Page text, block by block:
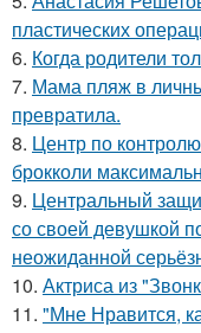
пластических
6. Когда родители
7. Мама пляж в
превратила.
8. Центр по
брокколи
9. Центральный
со своей девушкой
неожиданной
10. Актриса из
11. "Мне Нравится,